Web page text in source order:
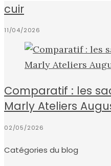
cuir
11/04/2026
Comparatif : les
Marly Ateliers
02/05/2026
Catégories du blog